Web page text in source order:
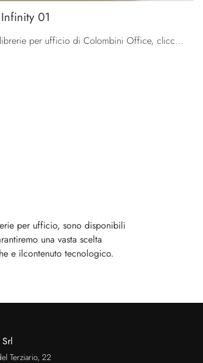
01
Se cerchi librerie per ufficio di Colombini Office, clicca e scopri di più sul modello Libreria Infinity 01 in melaminico per l'ambiente lavorativo!
per ufficio, sono disponibili
una vasta scelta
e ilcontenuto tecnologico.
Terziario, 22